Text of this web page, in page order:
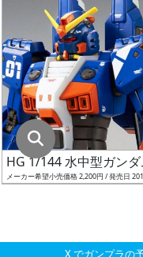
ス
ケ
ー
ル
成
形
HG 1/144 水中型ガンダ
メーカー希望小売価格 2,200円 / 発売日
X でガンプラの